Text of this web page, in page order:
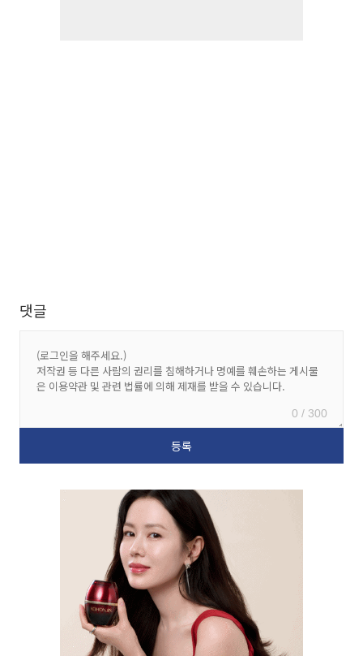
댓글
0 / 300